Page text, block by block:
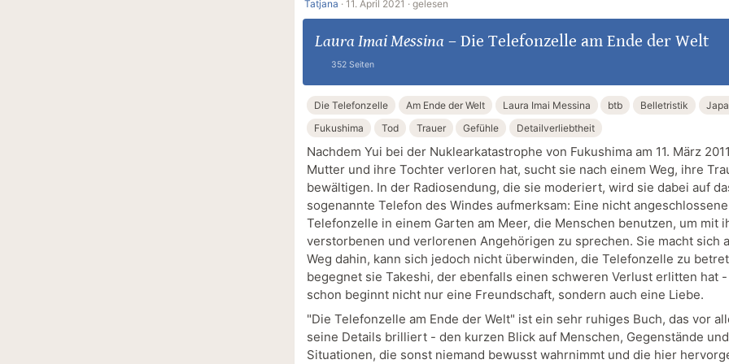
Tatjana · 11. April 2021 · gelesen
Laura Imai Messina – Die Telefonzelle am Ende der Welt
352 Seiten
Die Telefonzelle Am Ende der Welt Laura Imai Messina btb Belletristik
Fukushima
Tod Trauer Gefühle Detailverliebtheit
Nachdem Yui bei der Nuklearkatastrophe von Fukushima am 11. März
Mutter und ihre Tochter verloren hat, sucht sie nach einem Weg, ihre
bewältigen. In der Radiosendung, die sie moderiert, wird sie dabei auf
sogenannte Telefon des Windes aufmerksam: Eine nicht angeschlossene
Telefonzelle in einem Garten am Meer, die Menschen benutzen, um mit
verstorbenen und verlorenen Angehörigen zu sprechen. Sie macht sich
Weg dahin, kann sich jedoch nicht überwinden, die Telefonzelle zu
begegnet sie Takeshi, der ebenfalls einen schweren Verlust erlitten hat
schon beginnt nicht nur eine Freundschaft, sondern auch eine Liebe.
"Die Telefonzelle am Ende der Welt" ist ein sehr ruhiges Buch, das vor
seine Details brilliert - den kurzen Blick auf Menschen, Gegenstände und
Situationen, die sonst niemand bewusst wahrnimmt und die hier